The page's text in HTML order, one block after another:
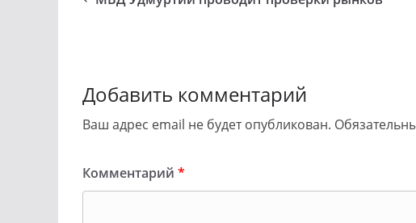
Добавить комментарий
Ваш адрес email не будет опубликован.
Комментарий *